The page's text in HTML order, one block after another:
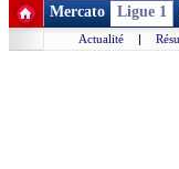
Mercato Ligue 1
Actualité |